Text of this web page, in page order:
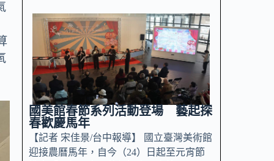
國美館春節系列活動登場 藝起探
春歡慶馬年
【記者 宋佳景/台中報導】 國立臺灣美術館
迎接農曆馬年，自今（24）日起至元宵節